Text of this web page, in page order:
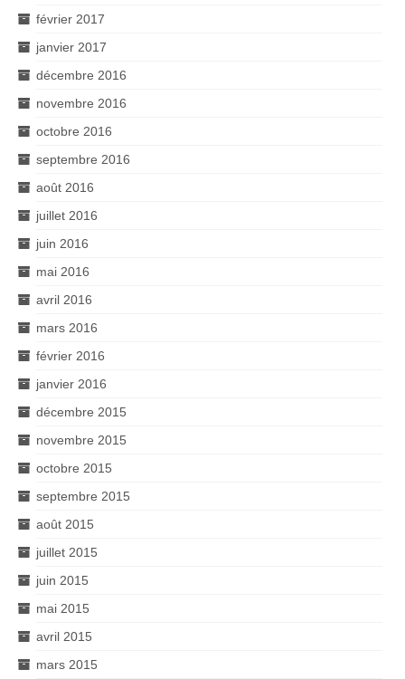
février 2017
janvier 2017
décembre 2016
novembre 2016
octobre 2016
septembre 2016
août 2016
juillet 2016
juin 2016
mai 2016
avril 2016
mars 2016
février 2016
janvier 2016
décembre 2015
novembre 2015
octobre 2015
septembre 2015
août 2015
juillet 2015
juin 2015
mai 2015
avril 2015
mars 2015